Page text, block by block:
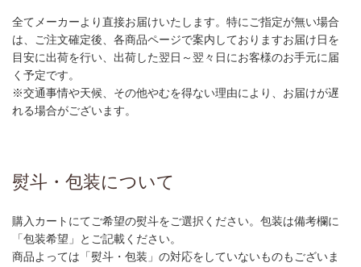
全てメーカーより直接お届けいたします。特にご指定が無い場合
は、ご注文確定後、各商品ページで案内しておりますお届け日を
目安に出荷を行い、出荷した翌日～翌々日にお客様のお手元に届
く予定です。
※交通事情や天候、その他やむを得ない理由により、お届けが遅
れる場合がございます。
熨斗・包装について
購入カートにてご希望の熨斗をご選択ください。包装は備考欄に
「包装希望」とご記載ください。
商品よっては「熨斗・包装」の対応をしていないものもございま